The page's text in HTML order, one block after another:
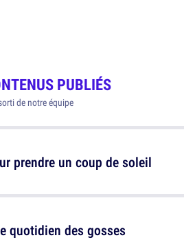
PUBLIÉS
de notre équipe
prendre un coup de soleil
quotidien des gosses